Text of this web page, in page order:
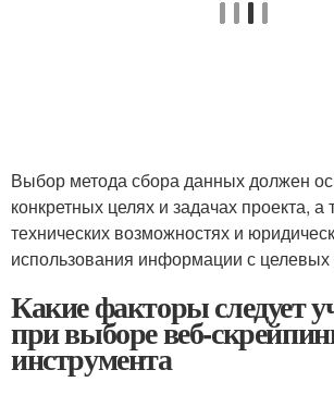
Выбор⁣ метода ⁤сбора‍ данных должен
конкретных целях ​и⁢ задачах проекта, ⁢а
технических возможностях и
использования информации ‍с целевых
Какие факторы следует
при выборе веб-
инструмента